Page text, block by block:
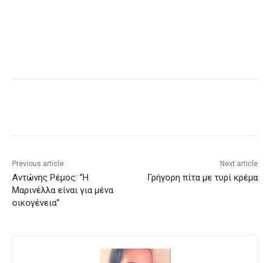
Previous article
Αντώνης Ρέμος: “Η
Μαρινέλλα είναι για μένα
οικογένεια”
Next article
Γρήγορη πίτα με τυρί κρέμα